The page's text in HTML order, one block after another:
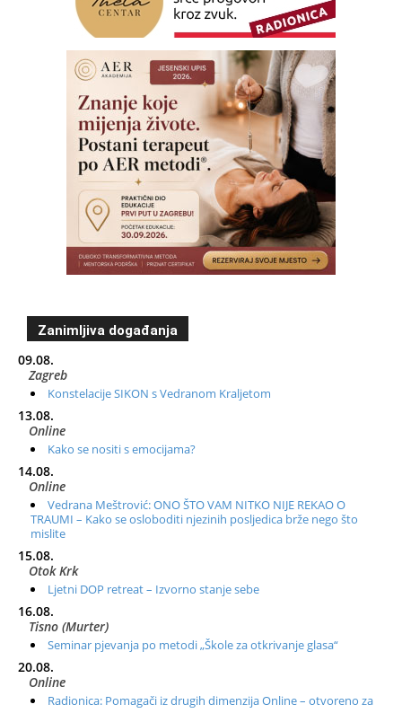
Zanimljiva događanja
09.08.
Zagreb
Konstelacije SIKON s Vedranom Kraljetom
13.08.
Online
Kako se nositi s emocijama?
14.08.
Online
Vedrana Meštrović: ONO ŠTO VAM NITKO NIJE REKAO O
TRAUMI – Kako se osloboditi njezinih posljedica brže nego što
mislite
15.08.
Otok Krk
Ljetni DOP retreat – Izvorno stanje sebe
16.08.
Tisno (Murter)
Seminar pjevanja po metodi „Škole za otkrivanje glasa“
20.08.
Online
Radionica: Pomagači iz drugih dimenzija Online – otvoreno za